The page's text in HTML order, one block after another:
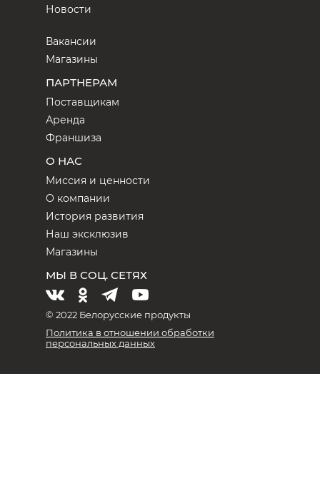
Новости
Вакансии
Магазины
ПАРТНЕРАМ
Поставщикам
Аренда
Франшиза
О НАС
Миссия и ценности
О компании
История развития
Наш эксклюзив
Магазины
МЫ В СОЦ. СЕТЯХ
© 2022 Белорусские продукты
Политика в отношении обработки
персональных данных